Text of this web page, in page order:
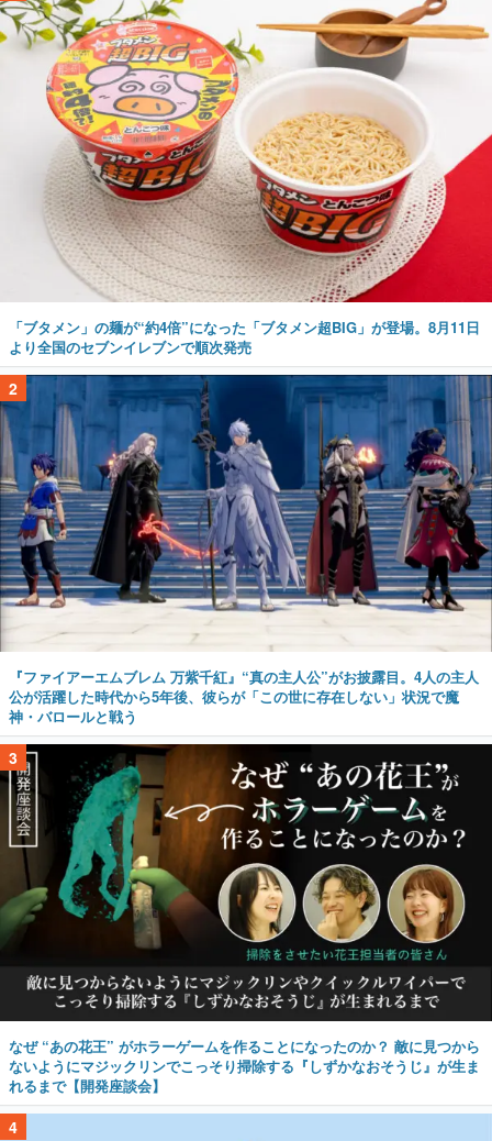
「ブタメン」の麺が“約4倍”になった「ブタメン超BIG」が登場。8月11日
より全国のセブンイレブンで順次発売
2
『ファイアーエムブレム 万紫千紅』“真の主人公”がお披露目。4人の主人
公が活躍した時代から5年後、彼らが「この世に存在しない」状況で魔
神・バロールと戦う
3
なぜ “あの花王” がホラーゲームを作ることになったのか？ 敵に見つから
ないようにマジックリンでこっそり掃除する『しずかなおそうじ』が生ま
れるまで【開発座談会】
4